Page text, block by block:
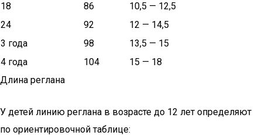
18
86
10,5 — 12,5
24
92
12 — 14,5
3 года
98
13,5 — 15
4 года
104
15 — 18
Длина реглана
У детей линию реглана в возрасте до 12 лет определяют
по ориентировочной таблице: